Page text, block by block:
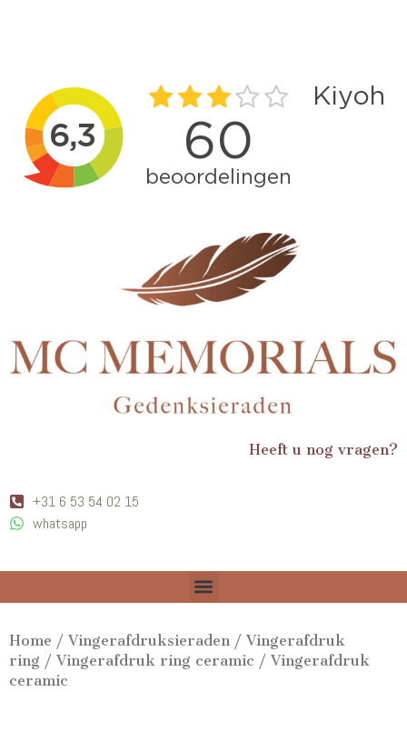
Heeft u nog vragen?
+31 6 53 54 02 15
whatsapp
Home / Vingerafdruksieraden / Vingerafdruk
ring / Vingerafdruk ring ceramic / Vingerafdruk
ceramic